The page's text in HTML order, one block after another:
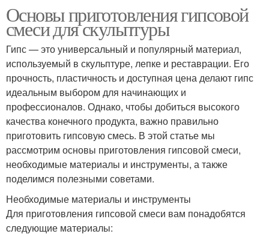
Основы приготовления гипсовой
смеси для скульптуры
Гипс — это универсальный и популярный материал,
используемый в скульптуре, лепке и реставрации. Его
прочность, пластичность и доступная цена делают гипс
идеальным выбором для начинающих и
профессионалов. Однако, чтобы добиться высокого
качества конечного продукта, важно правильно
приготовить гипсовую смесь. В этой статье мы
рассмотрим основы приготовления гипсовой смеси,
необходимые материалы и инструменты, а также
поделимся полезными советами.
Необходимые материалы и инструменты
Для приготовления гипсовой смеси вам понадобятся
следующие материалы: